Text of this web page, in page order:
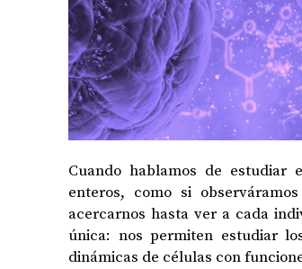
Cuando hablamos de estudiar
enteros, como si
acercarnos hasta ver a cada
única: nos permiten estudiar
dinámicas de células con